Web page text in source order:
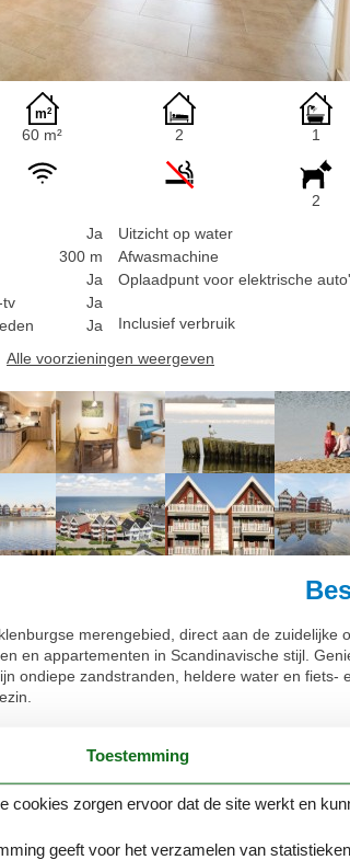
60 m² 2 1
2
Ja
300 m
Ja
tv
Ja
Ja
Uitzicht op water
Afwasmachine
Oplaadpunt voor elektrische
Inclusief verbruik
Alle voorzieningen weergeven
merengebied, direct aan de
en appartementen in Scandinavische stijl.
ondiepe zandstranden, heldere water en
bevindt zich op de begane grond van het
uitzicht op de Müritz en je eigen tuin. De
langs de Müritz kun je weer opwarmen in de
twee eenpersoonsbedden. De gecombineerde
Toestemming
cookies zorgen ervoor dat de site werkt en
geeft voor het verzamelen van